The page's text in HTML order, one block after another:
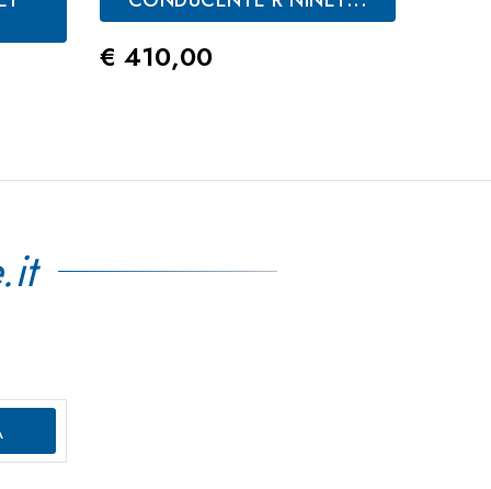
Prezzo
€ 410,00